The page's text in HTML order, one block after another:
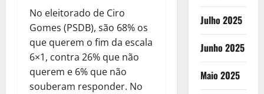
No eleitorado de Ciro
Gomes (PSDB), são 68% os
que querem o fim da escala
6×1, contra 26% que não
querem e 6% que não
souberam responder. No
Julho 2025
Junho 2025
Maio 2025